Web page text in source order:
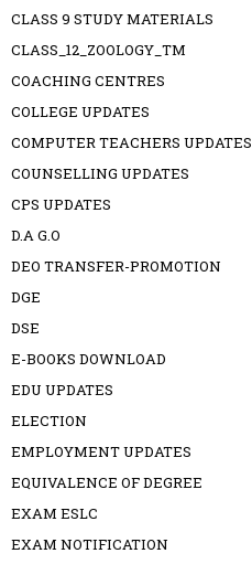
CLASS 9 STUDY MATERIALS
CLASS_12_ZOOLOGY_TM
COACHING CENTRES
COLLEGE UPDATES
COMPUTER TEACHERS UPDATES
COUNSELLING UPDATES
CPS UPDATES
D.A G.O
DEO TRANSFER-PROMOTION
DGE
DSE
E-BOOKS DOWNLOAD
EDU UPDATES
ELECTION
EMPLOYMENT UPDATES
EQUIVALENCE OF DEGREE
EXAM ESLC
EXAM NOTIFICATION